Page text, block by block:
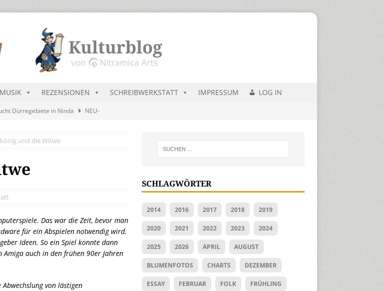
REZENSIONEN SCHREIBWERKSTATT IMPRESSUM LOG IN
Dürregebiete in Ninda
NEU-
ALLGEMEIN
RATGEBER
und die Witwe
Das war die Zeit, bevor man
für ein Abspielen notwendig wird.
Ideen. So ein Spiel konnte dann
Amiga auch in den frühen 90er Jahren
von lästigen
SCHLAGWÖRTER
2014 2016 2017 2018 2019
2020 2021 2022 2023 2024
2025 2026 APRIL AUGUST
BLUMENFOTOS CHARTS DEZEMBER
ESSAY FEBRUAR FOLK FRÜHLING